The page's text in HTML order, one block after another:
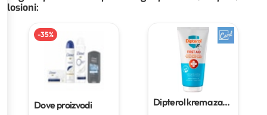
losioni:
-35%
Dove proizvodi
Dipterol krema za